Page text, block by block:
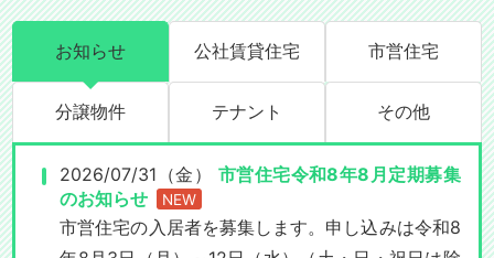
お知らせ 公社賃貸住宅 市営住宅
分譲物件 テナント その他
2026/07/31（金） 市営住宅令和8年8月定期募集
のお知らせ
NEW
市営住宅の入居者を募集します。申し込みは令和8